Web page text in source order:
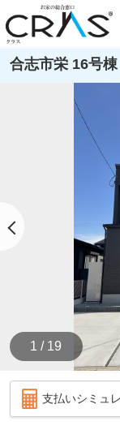
合志市栄 16号棟
1 / 19
支払いシミュ